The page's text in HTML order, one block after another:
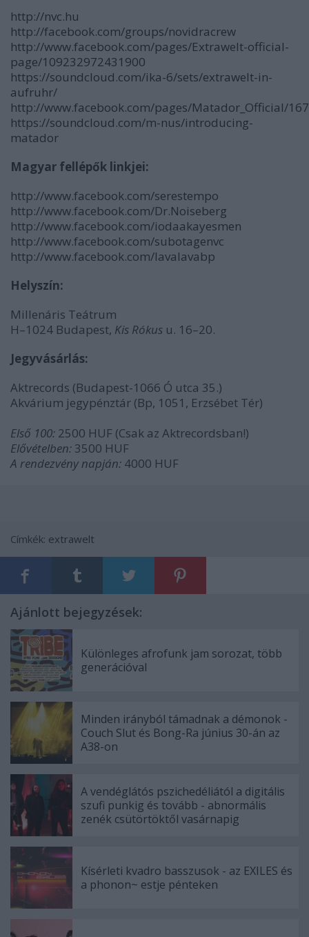
http://nvc.hu
http://facebook.com/groups/novidracrew
http://www.facebook.com/pages/Extrawelt-official-
page/109232972431900
https://soundcloud.com/ika-6/sets/extrawelt-in-
aufruhr/
http://www.facebook.com/pages/Matador_Official/
https://soundcloud.com/m-nus/introducing-
matador
Magyar fellépők linkjei:
http://www.facebook.com/serestempo
http://www.facebook.com/Dr.Noiseberg
http://www.facebook.com/iodaakayesmen
http://www.facebook.com/subotagenvc
http://www.facebook.com/lavalavabp
Helyszín:
Millenáris Teátrum
H–1024 Budapest, Kis Rókus u. 16–20.
Jegyvásárlás:
Aktrecords (Budapest-1066 Ó utca 35.)
Akvárium jegypénztár (Bp, 1051, Erzsébet Tér)
Első 100: 2500 HUF (Csak az Aktrecordsban!)
Elővételben: 3500 HUF
A rendezvény napján: 4000 HUF
Címkék: extrawelt
Ajánlott bejegyzések:
Különleges afrofunk jam sorozat, több
generációval
Minden irányból támadnak a démonok -
Couch Slut és Bong-Ra június 30-án az
A38-on
A vendéglátós pszichedéliától a digitális
szufi punkig és tovább - abnormális
zenék csütörtöktől vasárnapig
Kísérleti kvadro basszusok - az EXILES és
a phonon~ estje pénteken